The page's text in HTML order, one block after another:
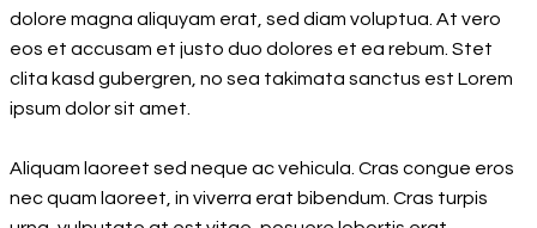
dolore magna aliquyam erat, sed diam voluptua. At vero
eos et accusam et justo duo dolores et ea rebum. Stet
clita kasd gubergren, no sea takimata sanctus est Lorem
ipsum dolor sit amet.
Aliquam laoreet sed neque ac vehicula. Cras congue eros
nec quam laoreet, in viverra erat bibendum. Cras turpis